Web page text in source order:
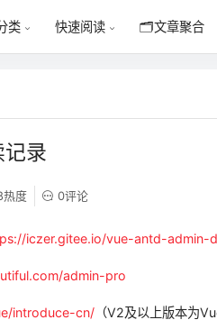
类 快速阅读 🗂️文章聚合
录
热度 0评论
iczer.gitee.io/vue-antd-admin-
admin-pro
introduce-cn/ （V2及以上版本为